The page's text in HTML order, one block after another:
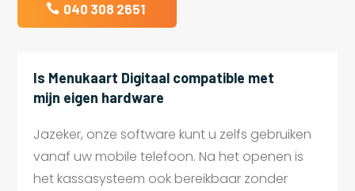
040 308 2651
Is Menukaart Digitaal compatible met
mijn eigen hardware
Jazeker, onze software kunt u zelfs gebruiken
vanaf uw mobile telefoon. Na het openen is
het kassasysteem ook bereikbaar zonder